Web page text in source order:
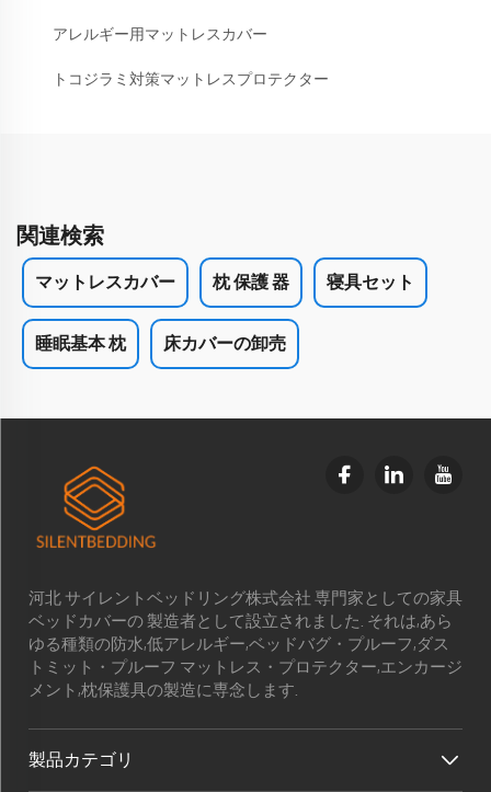
アレルギー用マットレスカバー
トコジラミ対策マットレスプロテクター
関連検索
マットレスカバー 枕 保護 器 寝具セット
睡眠基本 枕 床カバーの卸売
河北 サイレントベッドリング株式会社 専門家としての家具
ベッドカバーの 製造者として設立されました. それは,あら
ゆる種類の防水,低アレルギー,ベッドバグ・プルーフ,ダス
トミット・プルーフ マットレス・プロテクター,エンカージ
メント,枕保護具の製造に専念します.
製品カテゴリ